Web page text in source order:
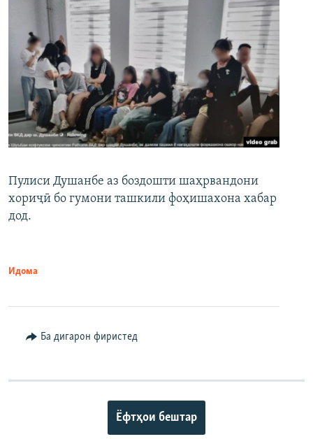
Пулиси Душанбе аз боздошти шаҳрвандони
хориҷӣ бо гумони ташкили фоҳишахона хабар
дод.
Идома
Ба дигарон фиристед
Ёфтҳои бештар